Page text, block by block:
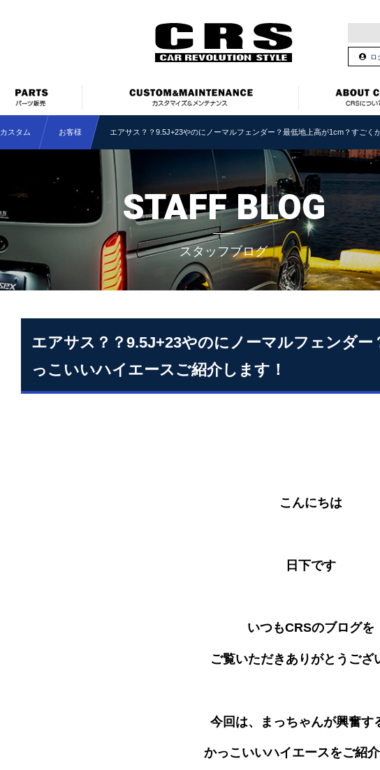
ロ
カスタム お客様 エアサス？？9.5J+23やのにノーマルフェンダー？最低地上高が1cm？すごく
STAFF BLOG
スタッフブログ
エアサス？？9.5J+23やのにノーマルフェンダ
っこいいハイエースご紹介します！
こんにちは
日下です
いつもCRSのブログを
ご覧いただきありがとうござ
今回は、まっちゃんが興奮す
かっこいいハイエースをご紹